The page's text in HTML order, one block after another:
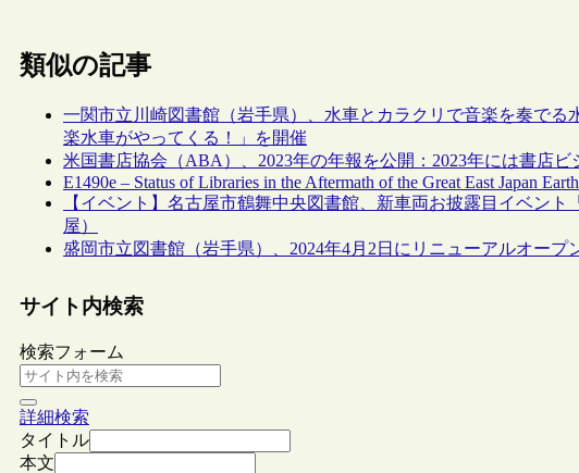
類似の記事
一関市立川崎図書館（岩手県）、水車とカラクリで音楽を奏で
楽水車がやってくる！」を開催
米国書店協会（ABA）、2023年の年報を公開：2023年には書店ビ
E1490e – Status of Libraries in the Aftermath of the Great East Japan
【イベント】名古屋市鶴舞中央図書館、新車両お披露目イベン
屋）
盛岡市立図書館（岩手県）、2024年4月2日にリニューアルオープ
サイト内検索
検索フォーム
詳細検索
タイトル
本文